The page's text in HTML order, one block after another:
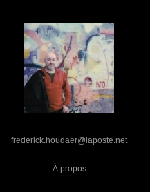
frederick.houdaer@laposte.net
À propos